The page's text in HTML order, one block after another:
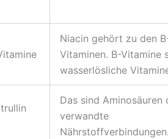
Niacin gehört zu den
Vitaminen. B-Vitamine
wasserlösliche
Das sind Aminosäuren
verwandte
Nährstoffverbindungen.